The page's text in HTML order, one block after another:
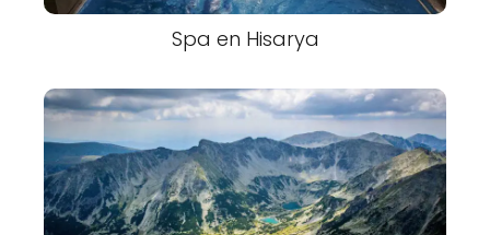
Spa en Hisarya